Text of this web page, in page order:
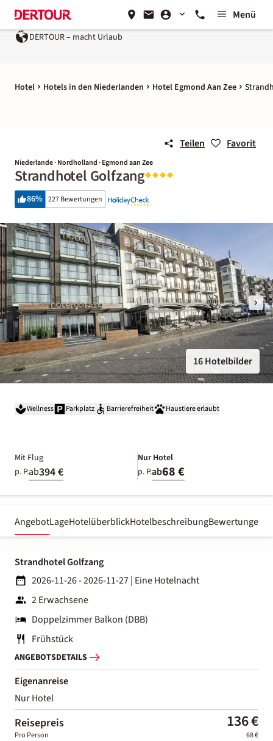
Menü
macht Urlaub Ein Unternehmen der
Hotel Hotels in den Niederlanden Hotel Egmond Aan Zee
Teilen Favorit
Niederlande · Nordholland · Egmond aan Zee
Strandhotel Golfzang
86% 227 Bewertungen
16 Hotelbilder
Wellness Parkplatz Barrierefreiheit Haustiere erlaubt
Mit Flug
p. P.ab394 €
Nur Hotel
p. P.ab68 €
AngebotLageHotelüberblickHotelbeschreibungBewertungen
Strandhotel Golfzang
2026-11-26 - 2026-11-27| Eine Hotelnacht
2 Erwachsene
Doppelzimmer Balkon (DBB)
Frühstück
ANGEBOTSDETAILS
Eigenanreise
Nur Hotel
Reisepreis 136 €
Pro Person 68 €